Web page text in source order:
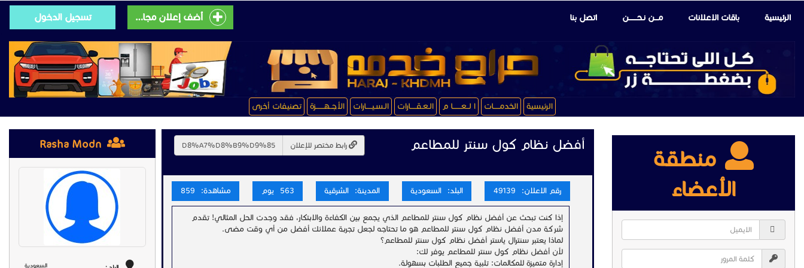
الرئيسية باقات الإعلانات مـــن نـحـــــــن اتصل بنا أضف إعلان مجانى تسجيل الدخول
الرئيسية الخدمـــــات ا لــعـــــــا م الـعـقـــــارات الـسـيـــــارات الأجــهـــــــزة تصنيفات أخرى
منطقة
الأعضاء
أفضل نظام كول سنتر للمطاعم رابط مختصر للإعلان
رقم الاعلان: 49139 البلد: السعودية المدينة: الشرقية 563 يوم مشاهدة: 859
إذا كنت تبحث عن أفضل نظام كول سنتر للمطاعم الذي يجمع بين الكفاءة والابتكار، فقد وجدت الحل المثالي! تقدم
شركة مدن أفضل نظام كول سنتر للمطاعم هو ما تحتاجه لجعل تجربة عملائك أفضل من أي وقت مضى.
لماذا يعتبر سنترال ياستر أفضل نظام كول سنتر للمطاعم؟
لأن أفضل نظام كول سنتر للمطاعم يوفر لك:
إدارة متميزة للمكالمات: تلبية جميع الطلبات بسهولة.
Rasha Modn
السعودية